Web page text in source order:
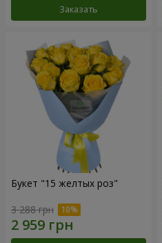
Заказать
Букет "15 желтых роз"
3 288 грн